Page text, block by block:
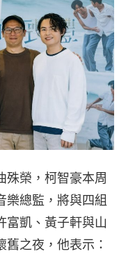
殊榮，柯智豪本周
樂總監，將與四組
富凱、黃子軒與山
之夜，他表示：